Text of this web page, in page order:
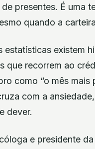
presentes. É uma
quando a
estatísticas existem
que recorrem ao
como “o mês
com a
dever.
e presidente